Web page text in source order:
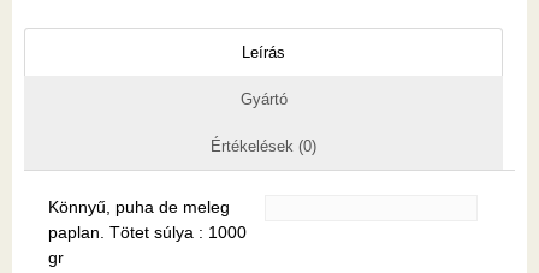
Leírás
Gyártó
Értékelések (0)
Könnyű, puha de meleg
paplan. Tötet súlya : 1000
gr